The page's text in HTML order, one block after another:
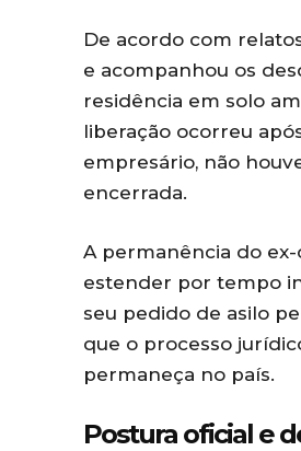
De acordo com
e acompanhou os
residência em solo
liberação ocorreu
empresário, não
encerrada.
A permanência do
estender por tempo
seu pedido de asilo
que o processo
permaneça no país.
Postura oficial e